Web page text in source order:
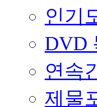
인기
DVD
연속
제물